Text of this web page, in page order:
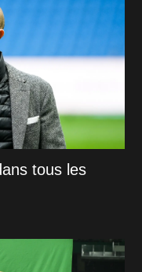
tous les